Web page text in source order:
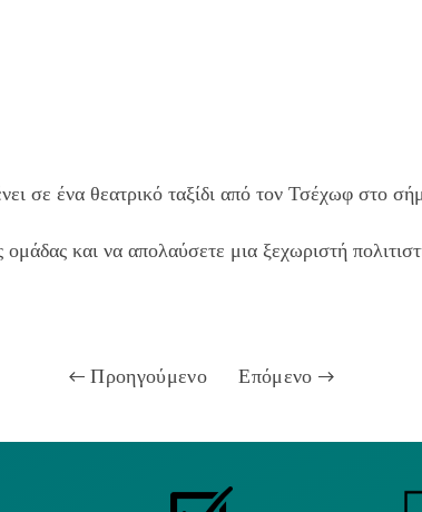
σε ένα θεατρικό ταξίδι από τον Τσέχωφ στο
και να απολαύσετε μια ξεχωριστή
Προηγούμενο Επόμενο